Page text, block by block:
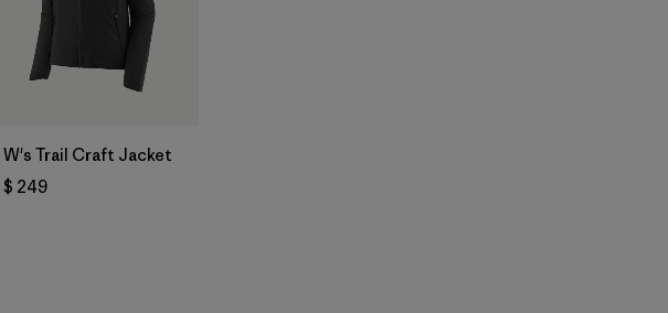
W's Trail Craft Jacket
$ 249